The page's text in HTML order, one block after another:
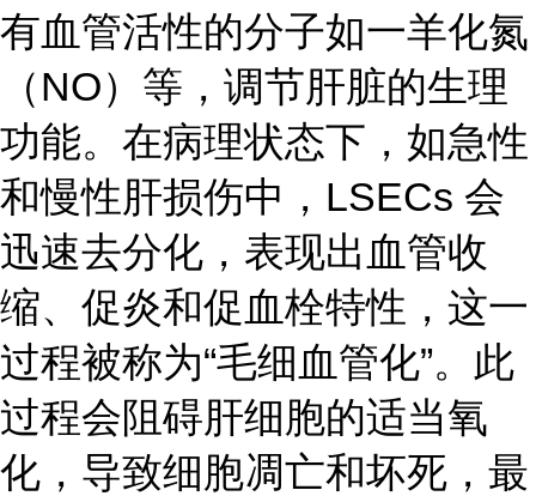
有血管活性的分子如一羊化氮
（NO）等，调节肝脏的生理
功能。在病理状态下，如急性
和慢性肝损伤中，LSECs 会
迅速去分化，表现出血管收
缩、促炎和促血栓特性，这一
过程被称为“毛细血管化”。此
过程会阻碍肝细胞的适当氧
化，导致细胞凋亡和坏死，最